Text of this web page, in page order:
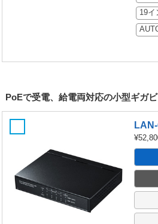
19イ
PoEで受電、給電両対応の小型ギガ